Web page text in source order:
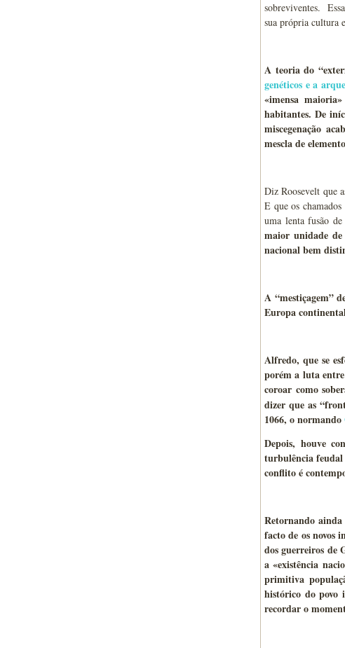
sobreviventes.
sua própria cultura
A teoria do
genéticos e a
«imensa
habitantes. De
miscegenação
mescla de
Diz Roosevelt que
E que os
uma lenta fusão
maior unidade
nacional bem
A “mestiçagem”
Europa
Alfredo, que se
porém a luta entre
coroar como
dizer que as
1066, o normando
Depois, houve
turbulência feudal
conflito é
Retornando
facto de os novos
dos guerreiros de
a «existência
primitiva
histórico do povo
recordar o